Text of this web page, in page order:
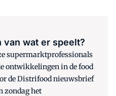
van wat er speelt?
supermarktprofessionals
ontwikkelingen in de food
de Distrifood nieuwsbrief
zondag het